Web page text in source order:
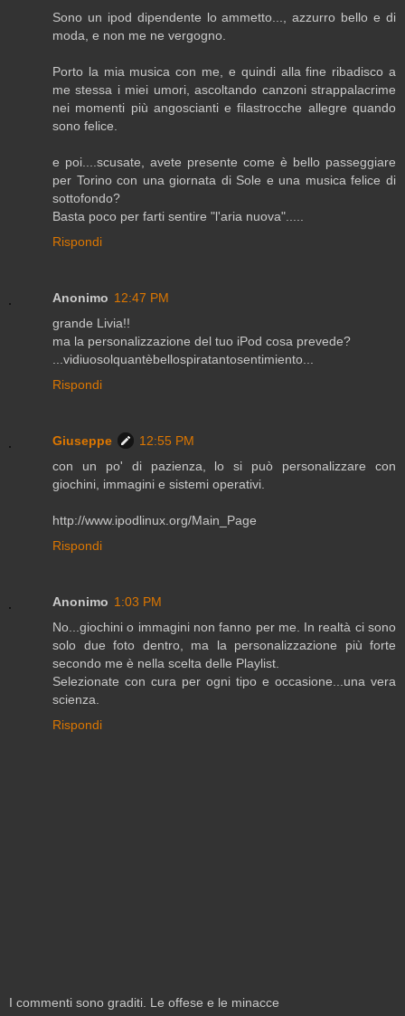
Sono un ipod dipendente lo ammetto..., azzurro bello e di
moda, e non me ne vergogno.
Porto la mia musica con me, e quindi alla fine ribadisco a
me stessa i miei umori, ascoltando canzoni strappalacrime
nei momenti più angoscianti e filastrocche allegre quando
sono felice.
e poi....scusate, avete presente come è bello passeggiare
per Torino con una giornata di Sole e una musica felice di
sottofondo?
Basta poco per farti sentire "l'aria nuova".....
Rispondi
Anonimo 12:47 PM
grande Livia!!
ma la personalizzazione del tuo iPod cosa prevede?
...vidiuosolquantèbellospiratantosentimiento...
Rispondi
Giuseppe
12:55 PM
con un po' di pazienza, lo si può personalizzare con
giochini, immagini e sistemi operativi.
http://www.ipodlinux.org/Main_Page
Rispondi
Anonimo 1:03 PM
No...giochini o immagini non fanno per me. In realtà ci sono
solo due foto dentro, ma la personalizzazione più forte
secondo me è nella scelta delle Playlist.
Selezionate con cura per ogni tipo e occasione...una vera
scienza.
Rispondi
I commenti sono graditi. Le offese e le minacce